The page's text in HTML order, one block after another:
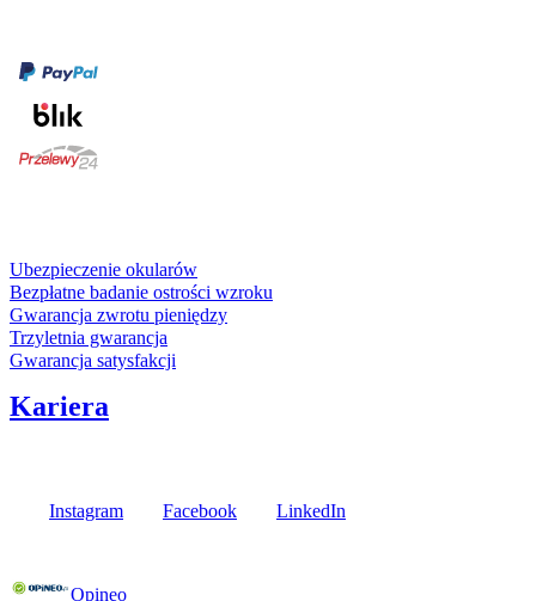
Ubezpieczenie okularów
Bezpłatne badanie ostrości wzroku
Gwarancja zwrotu pieniędzy
Trzyletnia gwarancja
Gwarancja satysfakcji
Kariera
Instagram Facebook LinkedIn
Opineo